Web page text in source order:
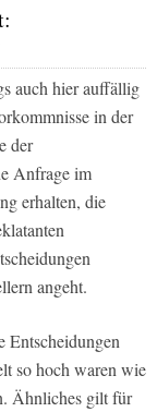
auch hier auffällig
in der
der
Anfrage im
erhalten, die
angeht.
Entscheidungen
so hoch waren wie
Ähnliches gilt für